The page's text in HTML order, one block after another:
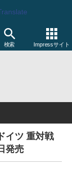
検索 Impressサイト
イツ 重対戦
発売